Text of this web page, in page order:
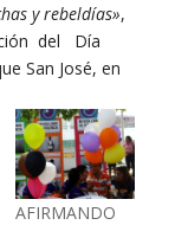
y rebeldías»,
del Día
San José, en
AFIRMANDO